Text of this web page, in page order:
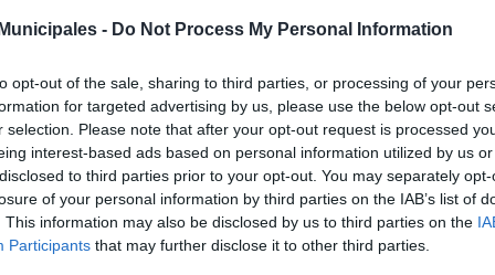
- Do Not Process My Personal Information
opt-out of the sale, sharing to third parties, or processing of your
for targeted advertising by us, please use the below opt-out
selection. Please note that after your opt-out request is processed
interest-based ads based on personal information utilized by us
to third parties prior to your opt-out. You may separately
of your personal information by third parties on the IAB’s list of
This information may also be disclosed by us to third parties on the
Participants that may further disclose it to other third parties.
sustituir adecuadamente los vehículos que dan servicio a
el director general ha planteado la necesidad de
desarrollando adecuadamente el proyecto de transporte
de las futuras instalaciones en Hoya de la Plata, se prevé
ciudad –por valor aproximado de seis millones de euros- que
al tiempo que solventar los problemas de espacio en la
2025, en un previsible escenario con la gratuidad acotada a
de las Administraciones Públicas con competencias en
que la cifra de clientes se reduzca ligeramente respecto a